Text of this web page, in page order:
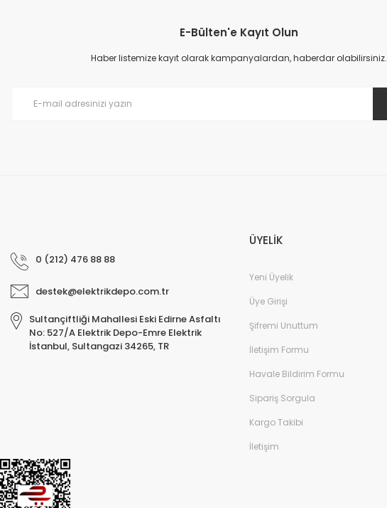
Ürün resmi kalitesiz, bozuk veya görüntülenemiyor.
Ürün açıklamasında eksik bilgiler bulunuyor.
E-Bülten'e Kayıt Olun
Haber listemize kayıt olarak kampanyalardan, haberdar olabilirsiniz.
0 (212) 476 88 88
destek@elektrikdepo.com.tr
Sultançiftliği Mahallesi Eski Edirne Asfaltı
No: 527/A Elektrik Depo-Emre Elektrik
İstanbul, Sultangazi 34265, TR
ÜYELİK
Yeni Üyelik
Üye Girişi
Şifremi Unuttum
İletişim Formu
Havale Bildirim Formu
Sipariş Sorgula
Kargo Takibi
İletişim